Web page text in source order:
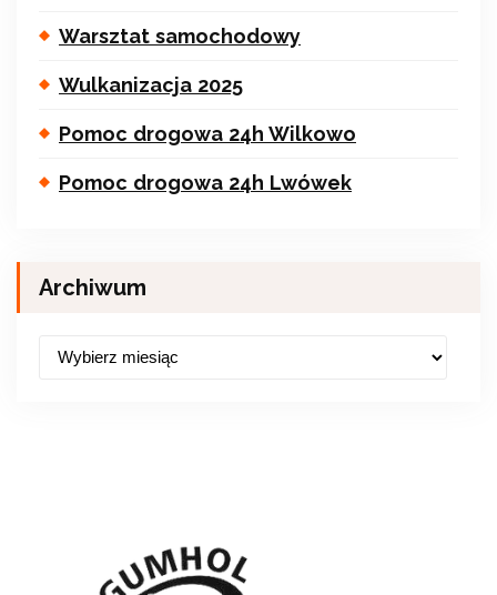
Warsztat samochodowy
Wulkanizacja 2025
Pomoc drogowa 24h Wilkowo
Pomoc drogowa 24h Lwówek
Archiwum